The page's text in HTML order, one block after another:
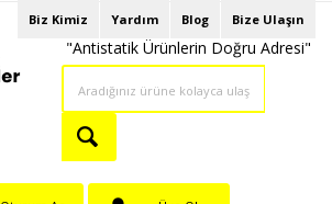
Biz Kimiz Yardım Blog Bize Ulaşın
"Antistatik Ürünlerin Doğru Adresi"